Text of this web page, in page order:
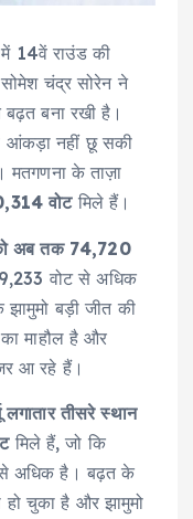
में 14वें राउंड की
सोमेश चंद्र सोरेन ने
बढ़त बना रखी है।
आंकड़ा नहीं छू सकी
मतगणना के ताज़ा
वोटमिले हैं।
अब तक 74,720
वोट से अधिक
बड़ी जीत की
माहौल है और
आ रहे हैं।
लगातार तीसरे स्थान
मिले हैं, जो कि
से अधिक है। बढ़त के
चुका है और झामुमो